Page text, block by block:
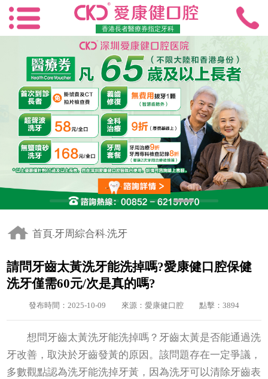
香港長者醫療券指定牙科
首頁- 牙周綜合科-洗牙
請問牙齒太黃洗牙能洗掉嗎?愛康健口腔保健
洗牙僅需60元/次是真的嗎?
發布時間：2025-10-09 來源：愛康健口腔 點擊：3894
想問牙齒太黃洗牙能洗掉嗎？牙齒太黃是否能通過洗
牙改善，取決於牙齒發黃的原因。該問題存在一定爭議，
多數觀點認為洗牙能洗掉牙黃，因為洗牙可以清除牙齒表